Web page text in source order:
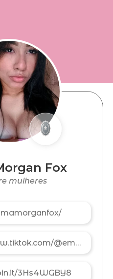
Fox
mulheres
https://www.tiktok.com/@emma.morgan.fox
3Hs4WGBY8